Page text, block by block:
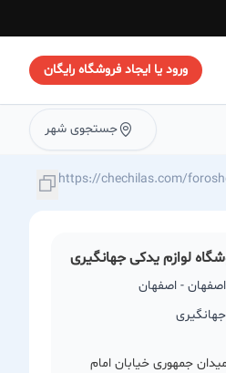
ورود یا ایجاد فروشگاه رایگان
جستجوی شهر
لوازم یدکی جهانگیری
اصفهان - اصفهان
جهانگیری
جمهوری خیابان امام